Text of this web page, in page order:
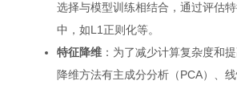
选择与模型训练相结合，通过评估
中，如L1正则化等。
特征降维 ：为了减少计算复杂度和
降维方法有主成分分析（PCA）、